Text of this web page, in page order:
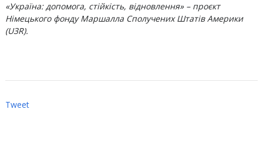
«Україна: допомога, стійкість, відновлення» – проєкт
Німецького фонду Маршалла Сполучених Штатів Америки
(U3R).
Tweet